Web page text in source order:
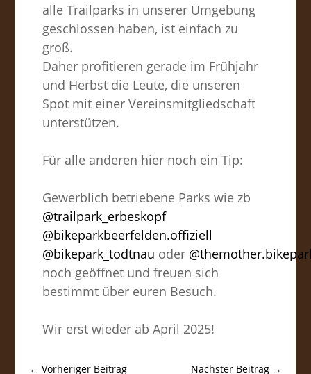
alle Trailparks in unserer Umgebung
geschlossen haben, ist einfach zu
groß.
Daher profitieren gerade im Frühjahr
und Herbst die Leute, die unseren
Spot mit einer Vereinsmitgliedschaft
unterstützen.
Für alle anderen hier noch ein Tip:
Gewerblich betriebene Parks wie zb
@trailpark_erbeskopf
@bikeparkbeerfelden.offiziell
@bikepark_todtnau oder
noch geöffnet und freuen sich
bestimmt über euren Besuch.
Wir erst wieder ab April 2025!
←Vorheriger Beitrag Nächster Beitrag→